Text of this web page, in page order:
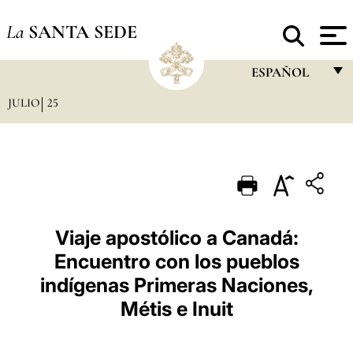
La SANTA SEDE
ESPAÑOL
PORTUGUÊS
ESPAÑOL
DEUTSCH
POLSKI
JULIO 25
Viaje apostólico a Canadá:
Encuentro con los pueblos
indígenas Primeras Naciones,
Métis e Inuit